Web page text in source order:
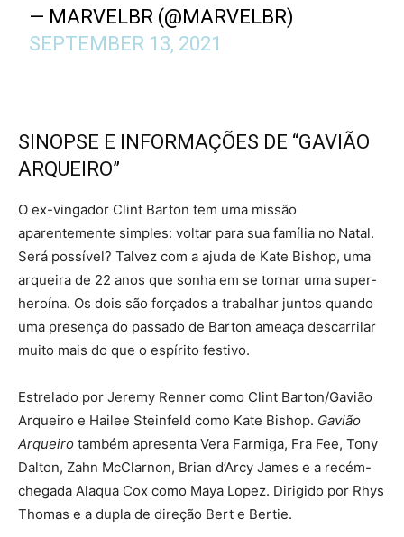
— MARVELBR (@MARVELBR)
SEPTEMBER 13, 2021
SINOPSE E INFORMAÇÕES DE “GAVIÃO
ARQUEIRO”
O ex-vingador Clint Barton tem uma missão
aparentemente simples: voltar para sua família no Natal.
Será possível? Talvez com a ajuda de Kate Bishop, uma
arqueira de 22 anos que sonha em se tornar uma super-
heroína. Os dois são forçados a trabalhar juntos quando
uma presença do passado de Barton ameaça descarrilar
muito mais do que o espírito festivo.
Estrelado por Jeremy Renner como Clint Barton/Gavião
Arqueiro e Hailee Steinfeld como Kate Bishop. Gavião
Arqueiro também apresenta Vera Farmiga, Fra Fee, Tony
Dalton, Zahn McClarnon, Brian d’Arcy James e a recém-
chegada Alaqua Cox como Maya Lopez. Dirigido por Rhys
Thomas e a dupla de direção Bert e Bertie.